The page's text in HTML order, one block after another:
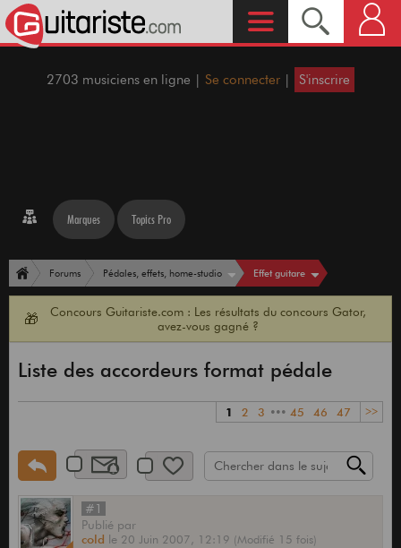
2703 musiciens en ligne | Se connecter | S'inscrire
Marques Topics Pro
Forums Pédales, effets, home-studio Effet guitare
🎁
Concours Guitariste.com : Les résultats du concours Gator,
avez-vous gagné ?
Liste des accordeurs format pédale
1 2 3 ••• 45 46 47 >>
#1
Publié par
cold le 20 Juin 2007, 12:19 (Modifié 15 fois)